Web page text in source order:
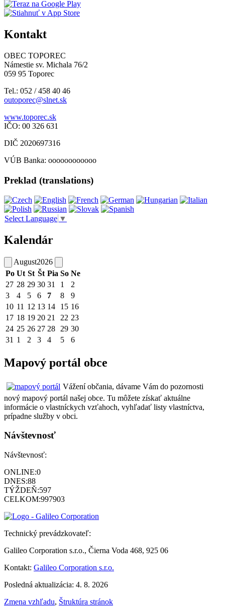
Kontakt
OBEC TOPOREC
Námestie sv. Michala 76/2
059 95 Toporec
Tel.: 052 / 458 40 46
outoporec@slnet.sk
www.toporec.sk
IČO: 00 326 631
DIČ 2020697316
VÚB Banka: oooooooooooo
Preklad (translations)
Select Language ▼
Kalendár
August2026
Po Ut St Št Pia So Ne
27 28 29 30 31 1
2
3
4 5 6 7 8
9
10 11 12 13 14 15 16
17 18 19 20 21 22 23
24 25 26 27 28 29 30
31 1 2 3 4 5 6
Mapový portál obce
Vážení občania, dávame Vám do pozornosti
nový mapový portál našej obce. Tu môžete získať aktuálne
informácie o vlastníckych vzťahoch, vyhľadať listy vlastníctva,
prípadne služby v obci.
Návštevnosť
Návštevnosť:
ONLINE:0
DNES:88
TÝŽDEŇ:597
CELKOM:997903
Technický prevádzkovateľ:
Galileo Corporation s.r.o., Čierna Voda 468, 925 06
Kontakt: Galileo Corporation s.r.o.
Posledná aktualizácia: 4. 8. 2026
Zmena vzhľadu, Štruktúra stránok